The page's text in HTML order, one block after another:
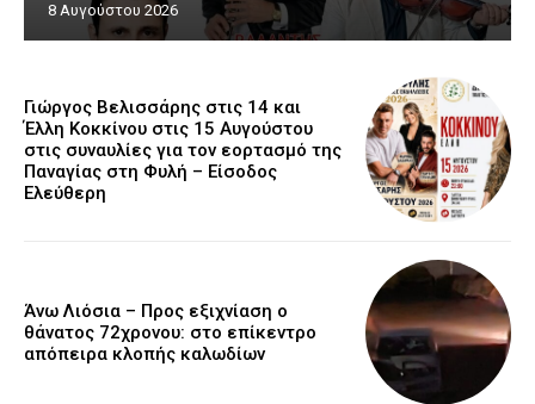
8 Αυγούστου 2026
Γιώργος Βελισσάρης στις 14 και
Έλλη Κοκκίνου στις 15 Αυγούστου
στις συναυλίες για τον εορτασμό της
Παναγίας στη Φυλή – Είσοδος
Ελεύθερη
Άνω Λιόσια – Προς εξιχνίαση ο
θάνατος 72χρονου: στο επίκεντρο
απόπειρα κλοπής καλωδίων